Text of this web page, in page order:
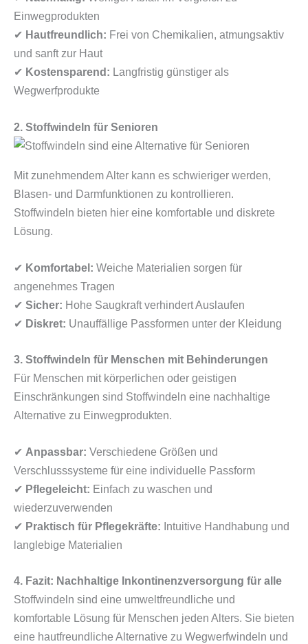
Einwegprodukten
✔ Hautfreundlich: Frei von Chemikalien, atmungsaktiv
und sanft zur Haut
✔ Kostensparend: Langfristig günstiger als
Wegwerfprodukte
2. Stoffwindeln für Senioren
Mit zunehmendem Alter kann es schwieriger werden,
Blasen- und Darmfunktionen zu kontrollieren.
Stoffwindeln bieten hier eine komfortable und diskrete
Lösung.
✔ Komfortabel: Weiche Materialien sorgen für
angenehmes Tragen
✔ Sicher: Hohe Saugkraft verhindert Auslaufen
✔ Diskret: Unauffällige Passformen unter der Kleidung
3. Stoffwindeln für Menschen mit Behinderungen
Für Menschen mit körperlichen oder geistigen
Einschränkungen sind Stoffwindeln eine nachhaltige
Alternative zu Einwegprodukten.
✔ Anpassbar: Verschiedene Größen und
Verschlusssysteme für eine individuelle Passform
✔ Pflegeleicht: Einfach zu waschen und
wiederzuverwenden
✔ Praktisch für Pflegekräfte: Intuitive Handhabung und
langlebige Materialien
4. Fazit: Nachhaltige Inkontinenzversorgung für alle
Stoffwindeln sind eine umweltfreundliche und
komfortable Lösung für Menschen jeden Alters. Sie bieten
eine hautfreundliche Alternative zu Wegwerfwindeln und